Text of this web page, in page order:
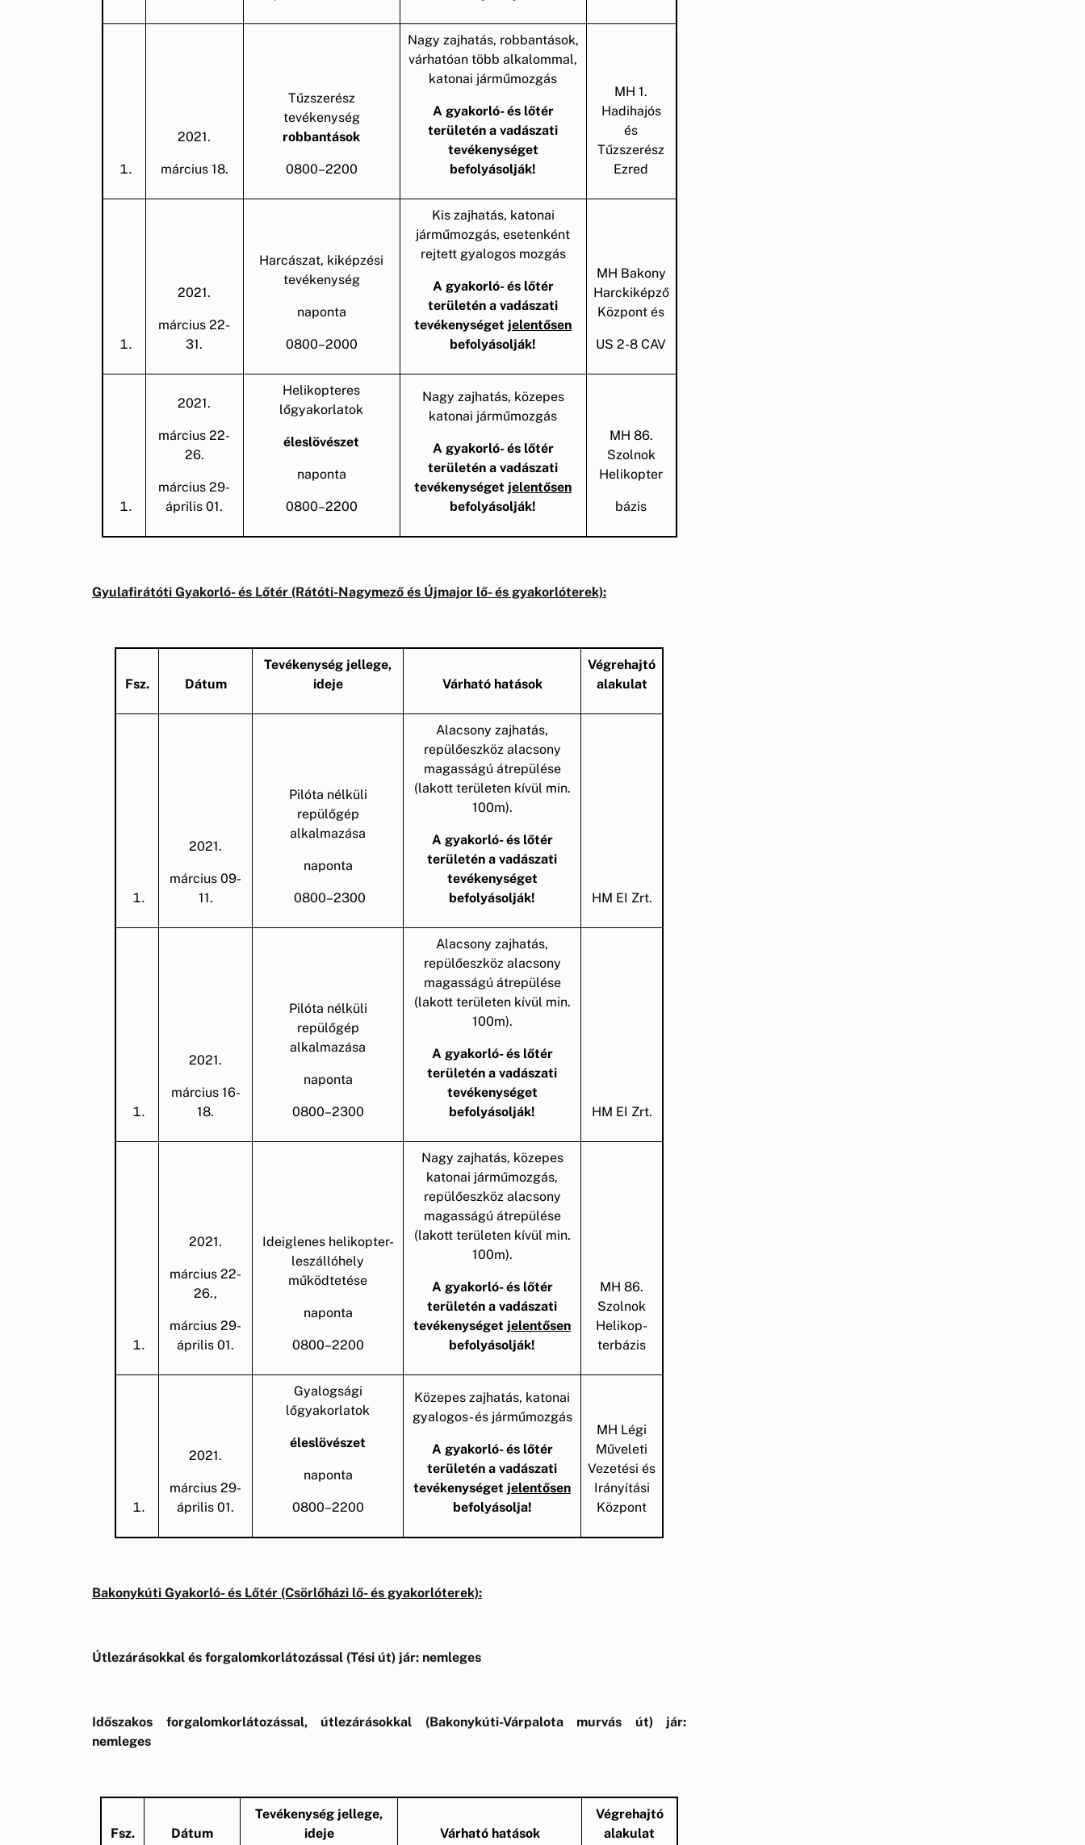
2021.
március 18.
Tűzszerész
tevékenység
robbantások
0800–2200
Nagy zajhatás, robbantások,
várhatóan több alkalommal,
katonai járműmozgás
A gyakorló- és lőtér
területén a vadászati
tevékenységet
befolyásolják!
MH 1.
Hadihajós
és
Tűzszerész
Ezred
2021.
március 22-
31.
Harcászat, kiképzési
tevékenység
naponta
0800–2000
Kis zajhatás, katonai
járműmozgás, esetenként
rejtett gyalogos mozgás
A gyakorló- és lőtér
területén a vadászati
tevékenységet jelentősen
befolyásolják!
MH Bakony
Harckiképző
Központ és
US 2-8 CAV
2021.
március 22-
26.
március 29-
április 01.
Helikopteres
lőgyakorlatok
éleslövészet
naponta
0800–2200
Nagy zajhatás, közepes
katonai járműmozgás
A gyakorló- és lőtér
területén a vadászati
tevékenységet jelentősen
befolyásolják!
MH 86.
Szolnok
Helikopter
bázis
Gyulafirátóti Gyakorló- és Lőtér (Rátóti-Nagymező és Újmajor lő- és gyakorlóterek):
Fsz. Dátum
Tevékenység jellege,
ideje
Várható hatások
Végrehajtó
alakulat
2021.
március 09-
11.
Pilóta nélküli
repülőgép
alkalmazása
naponta
0800–2300
Alacsony zajhatás,
repülőeszköz alacsony
magasságú átrepülése
(lakott területen kívül min.
100m).
A gyakorló- és lőtér
területén a vadászati
tevékenységet
befolyásolják!
HM EI Zrt.
2021.
március 16-
18.
Pilóta nélküli
repülőgép
alkalmazása
naponta
0800–2300
Alacsony zajhatás,
repülőeszköz alacsony
magasságú átrepülése
(lakott területen kívül min.
100m).
A gyakorló- és lőtér
területén a vadászati
tevékenységet
befolyásolják!
HM EI Zrt.
2021.
március 22-
26.,
március 29-
április 01.
Ideiglenes helikopter-
leszállóhely
működtetése
naponta
0800–2200
Nagy zajhatás, közepes
katonai járműmozgás,
repülőeszköz alacsony
magasságú átrepülése
(lakott területen kívül min.
100m).
A gyakorló- és lőtér
területén a vadászati
tevékenységet jelentősen
befolyásolják!
MH 86.
Szolnok
Helikop-
terbázis
2021.
március 29-
április 01.
Gyalogsági
lőgyakorlatok
éleslövészet
naponta
0800–2200
Közepes zajhatás, katonai
gyalogos- és járműmozgás
A gyakorló- és lőtér
területén a vadászati
tevékenységet jelentősen
befolyásolja!
MH Légi
Műveleti
Vezetési és
Irányítási
Központ
Bakonykúti Gyakorló- és Lőtér (Csörlőházi lő- és gyakorlóterek):
Útlezárásokkal és forgalomkorlátozással (Tési út) jár: nemleges
Időszakos forgalomkorlátozással, útlezárásokkal (Bakonykúti-Várpalota murvás út) jár:
nemleges
Fsz. Dátum
Tevékenység jellege,
ideje
Várható hatások
Végrehajtó
alakulat